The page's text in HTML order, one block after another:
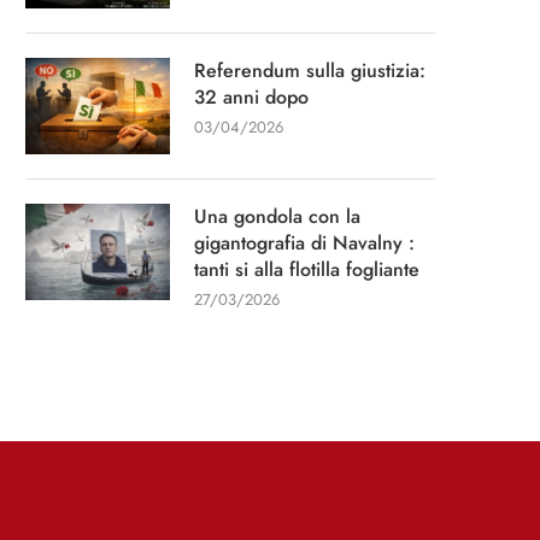
Intervista per il quotidiano “La
Stampa”
11/03/2026
“Un capitano di 15
Referendum sulla giustizia:
32 anni dopo
03/04/2026
Una gondola con la
gigantografia di Navalny :
tanti si alla flotilla fogliante
27/03/2026